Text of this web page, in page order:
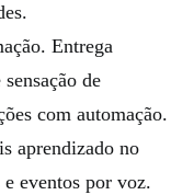
Entrega
de
com automação.
aprendizado no
eventos por voz.